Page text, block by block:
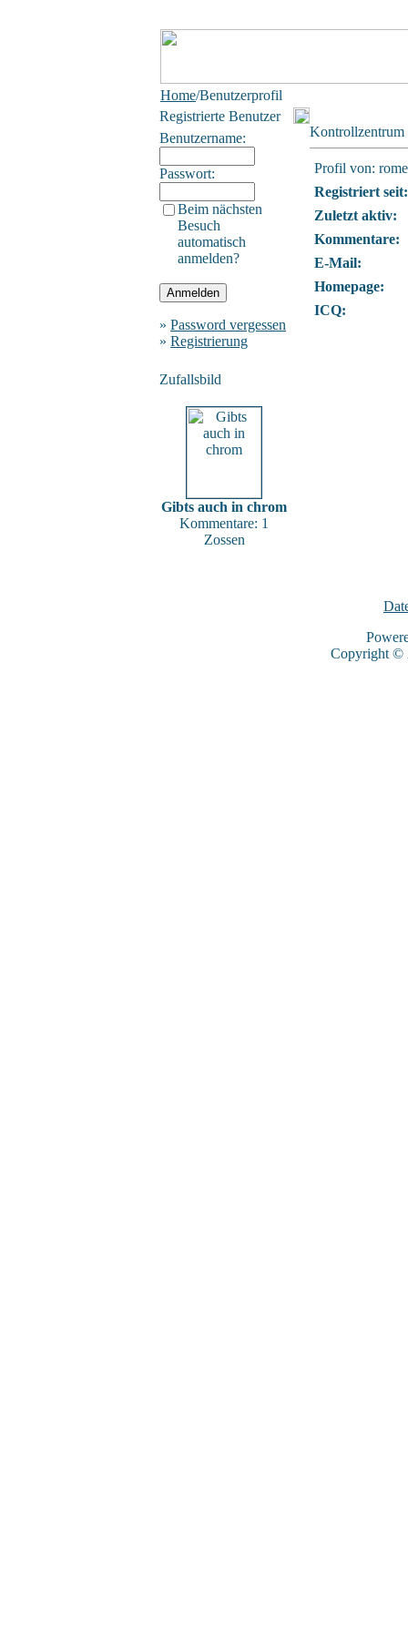
Home/Benutzerprofil
Registrierte Benutzer
Benutzername:
Passwort:
Beim nächsten
Besuch
automatisch
anmelden?
» Password vergessen
» Registrierung
Zufallsbild
Gibts auch in chrom
Kommentare: 1
Zossen
Kontrollzentrum
Profil von:
Registriert seit:
Zuletzt aktiv:
Kommentare:
E-Mail:
Homepage:
ICQ:
Copyright ©